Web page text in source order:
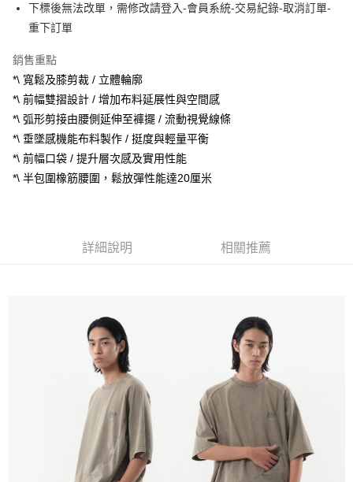
國泰世華商業銀行
兆豐國際商業銀行
臺灣中小企業銀行
聯邦商業銀行
元大商業銀行
台新國際商業銀行
中國信託商業銀行
台灣樂天信用卡公司
Apple Pay
悠遊付
ATM付款
運送方式
全家取貨付款
每筆NT$60，滿NT$1,500(含以上)免運費
國家/地區配送/EMS
下標後無法改單，需修改請登入-會員系統-交易紀錄-取消訂單-
重下訂單
銷售重點
*\ 寬鬆及膝剪裁 / 立體輪廓
*\ 前幅雙摺設計 / 增加布料延展性與空間感
*\ 弧形剪接由腰側延伸至褲擺 / 流動視覺線條
*\ 垂墜感機能布料製作 / 挺度與輕量平衡
*\ 前幅口袋 / 提升層次感及實用性能
*\ 半包圍橡筋腰圍，鬆放彈性能達20厘米
詳細說明 相關推薦